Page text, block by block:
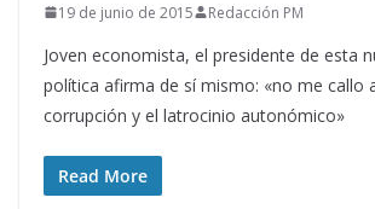
19 de junio de 2015 Redacción PM
Joven economista, el presidente de esta
política afirma de sí mismo: «no me callo
corrupción y el latrocinio autonómico»
Read More